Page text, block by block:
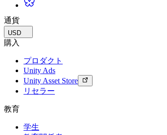
ストアとD2C全体でIAPを管理
収益化
Unity で宣伝
Unity で収益化
活用事例
モバイルゲーム
Unity でモバイル向けヒット作を制作して成長
インディーゲーム
デモ
デモ、サンプル、ビルディングブロック
すべてのリソース
新機能
ブログ
更新情報、情報、技術的ヒント
お知らせ
ニュース、ストーリー、プレスセンター
教育を大幅に強化
教育機関向けライセンス
認定教材
Unityのマスタリーを証明する
通貨
USD
購入
プロダクト
Unity Ads
Unity Asset Store
リセラー
教育
学生